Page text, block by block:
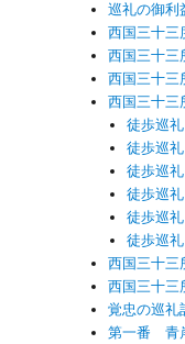
巡礼の御利
西国三十三
西国三十三
西国三十三
西国三十三
徒歩巡
徒歩巡
徒歩巡
徒歩巡
徒歩巡
徒歩巡
西国三十三
西国三十三
覚忠の巡礼
第一番 青